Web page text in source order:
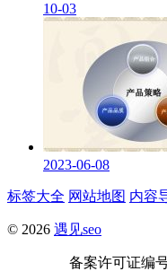
10-03
2023-06-08
标签大全 网站地图 内容
© 2026 遇见seo
备案许可证编号